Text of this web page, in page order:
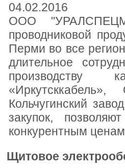
04.02.2016
ООО
проводниковой
Перми во все
длительное
производству
Кольчугинский
закупок,
конкурентным
Щитовое